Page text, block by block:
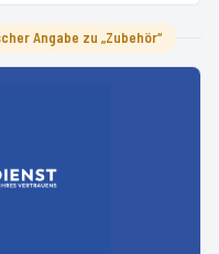
Angabe zu „Zubehör“